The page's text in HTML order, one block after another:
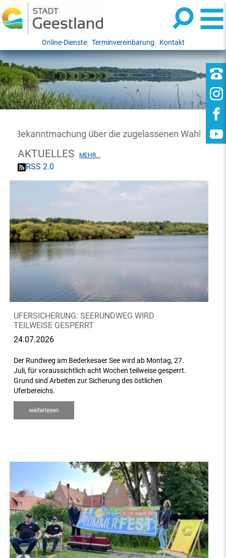
Online-Dienste Terminvereinbarung Kontakt
AKTUELLES MEHR...
über die zugelassenen Wahlvorschläge
RSS 2.0
UFERSICHERUNG: SEERUNDWEG WIRD
TEILWEISE GESPERRT
24.07.2026
Der Rundweg am Bederkesaer See wird ab Montag, 27.
Juli, für voraussichtlich acht Wochen teilweise gesperrt.
Grund sind Arbeiten zur Sicherung des östlichen
Uferbereichs.
weiterlesen